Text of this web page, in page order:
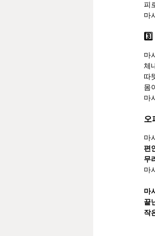
피
마
마
체
따
몸
마
오
마
편
무
마
마
끝
작